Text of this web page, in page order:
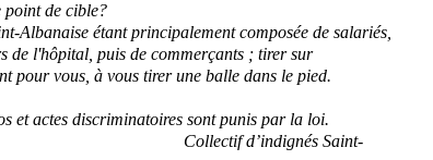
point de cible?
Albanaise étantprincipalement composée de salariés
de l'hôpital, puis de commerçants ; tirersur
pour vous à vous tirer une balle dans le pied.
et actes discriminatoires sont punis par la loi.
Collectif d’indignés Saint-